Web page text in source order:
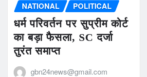
NATIONAL POLITICAL
धर्म परिवर्तन पर सुप्रीम कोर्ट
का बड़ा फैसला, SC दर्जा
तुरंत समाप्त
gbn24news@gmail.com